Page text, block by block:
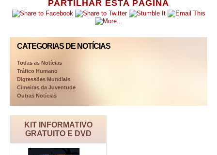
PARTILHAR ESTA PÁGINA
CATEGORIAS DE NOTÍCIAS
Todas as Notícias
Tráfico Humano
Digressões Mundiais
Cimeiras da Juventude
Outras Notícias
KIT INFORMATIVO
GRATUITO E DVD